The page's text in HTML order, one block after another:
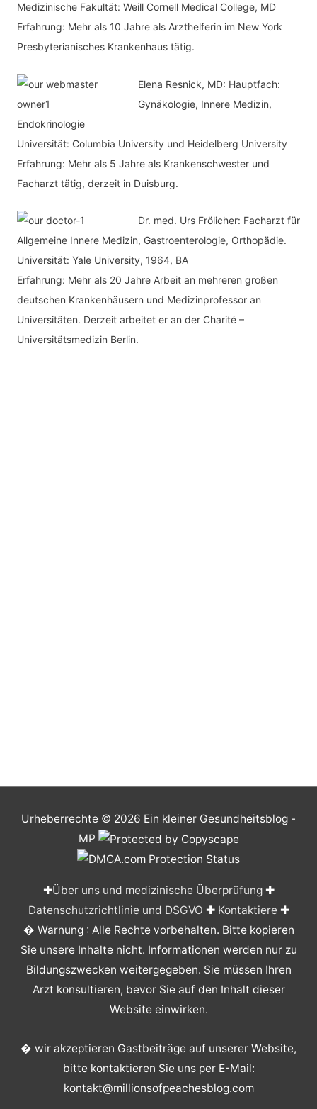
i
Medizinische Fakultät: Weill Cornell Medical College, MD
Erfahrung: Mehr als 10 Jahre als Arzthelferin im New York
Presbyterianisches Krankenhaus tätig.
Elena Resnick, MD: Hauptfach:
Gynäkologie, Innere Medizin,
Endokrinologie
Universität: Columbia University und Heidelberg University
Erfahrung: Mehr als 5 Jahre als Krankenschwester und
Facharzt tätig, derzeit in Duisburg.
Dr. med. Urs Frölicher: Facharzt für
Allgemeine Innere Medizin, Gastroenterologie, Orthopädie.
Universität: Yale University, 1964, BA
Erfahrung: Mehr als 20 Jahre Arbeit an mehreren großen
deutschen Krankenhäusern und Medizinprofessor an
Universitäten. Derzeit arbeitet er an der Charité –
Universitätsmedizin Berlin.
Urheberrechte © 2026 Ein kleiner Gesundheitsblog -
MP
✚Über uns und medizinische Überprüfung✚
Datenschutzrichtlinie und DSGVO ✚ Kontaktiere✚
� Warnung : Alle Rechte vorbehalten. Bitte kopieren
Sie unsere Inhalte nicht. Informationen werden nur zu
Bildungszwecken weitergegeben. Sie müssen Ihren
Arzt konsultieren, bevor Sie auf den Inhalt dieser
Website einwirken.
� wir akzeptieren Gastbeiträge auf unserer Website,
bitte kontaktieren Sie uns per E-Mail:
kontakt@millionsofpeachesblog.com